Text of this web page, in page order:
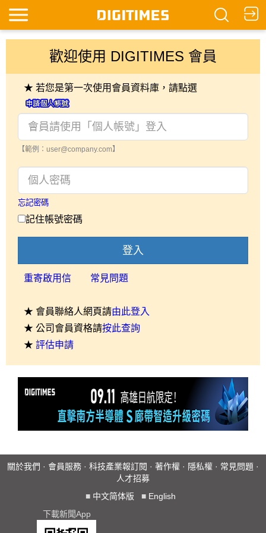
歡迎使用 DIGITIMES 會員
★ 若您是第一次使用會員資料庫，請點選
【範例：user@company.com】
忘記密碼
記住帳號密碼
登入
重寄啟用信 常見問題
★ 會員聯絡人網頁請由此登入
★ 公司會員資格請按此查詢
★ 評估申請
關於我們 · 會員服務 · 科技產業報訂閱 · 著作權 · 隱私權 · 常見問題 ·
人才招募
■ 中文简体版 ■ English
下載新聞App